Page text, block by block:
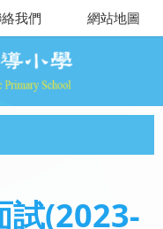
我們 網站地圖
試(2023-